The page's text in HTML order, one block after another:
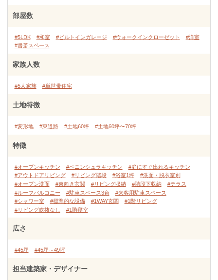
部屋数
#5LDK #和室 #ビルトインガレージ #ウォークインクローゼット
#洋室
#書斎スペース
家族人数
#5人家族 #単世帯住宅
土地特徴
#変形地 #東道路 #土地60坪 #土地60坪〜70坪
特徴
#オープンキッチン #ペニンシュラキッチン
#庭にすぐ出れるキッチン
#アウトドアリビング
#リビング階段 #浴室1坪
#洗面・脱衣室別
#オープン洗面
#東向き玄関 #リビング収納 #階段下収納
#テラス
#ルーフバルコニー
#駐車スペース3台
#来客用駐車スペース
#シャワー室
#標準的な設備 #1WAY玄関
#1階リビング
#リビング吹抜なし
#1階寝室
広さ
#45坪 #45坪～49坪
担当建築家・デザイナー